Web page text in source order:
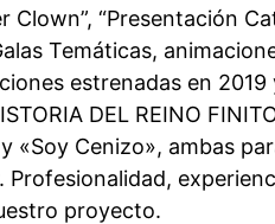
Clown”, “Presentación
Temáticas,
estrenadas en 2019
DEL REINO
«Soy Cenizo», ambas
Profesionalidad,
proyecto.